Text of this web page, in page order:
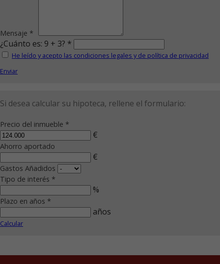
Mensaje *
¿Cuánto es: 9 + 3? *
He leído y acepto las condiciones legales y de política de privacidad
Enviar
Si desea calcular su hipoteca, rellene el formulario:
Precio del inmueble *
€
Ahorro aportado
€
Gastos Añadidos
Tipo de interés *
%
Plazo en años *
años
Calcular